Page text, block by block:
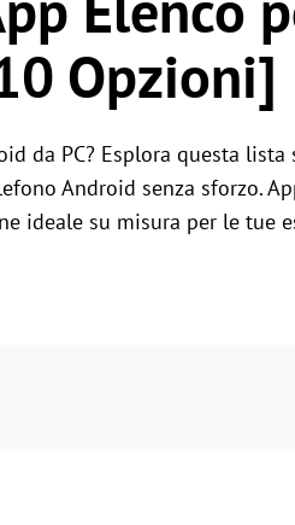
Opzioni]
da PC? Esplora questa
Android senza sforzo.
ideale su misura per le tue